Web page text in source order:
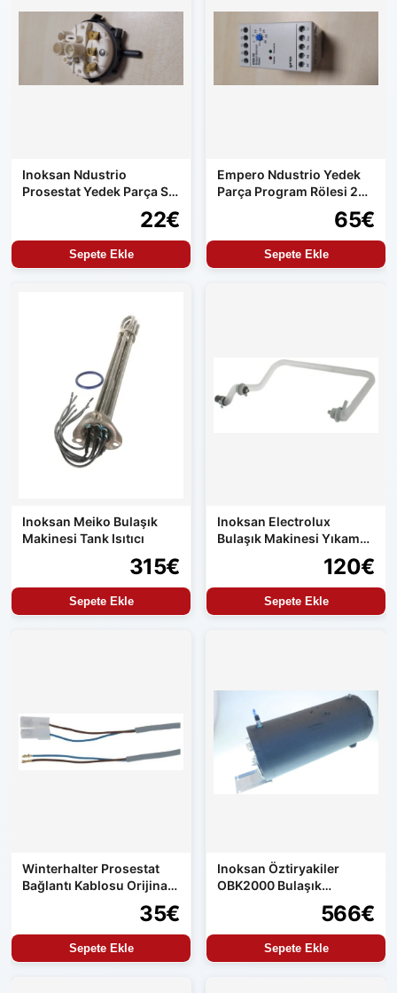
Inoksan Ndustrio
Prosestat Yedek Parça Su
22€
Sepete Ekle
Empero Ndustrio Yedek
Parça Program Rölesi 220
65€
Sepete Ekle
Inoksan Meiko Bulaşık
Makinesi Tank Isıtıcı
315€
Sepete Ekle
Inoksan Electrolux
Bulaşık Makinesi Yıkama
Hortumu Orijinal Yedek
120€
Sepete Ekle
Winterhalter Prosestat
Bağlantı Kablosu Orijinal
35€
Sepete Ekle
Inoksan Öztiryakiler
OBK2000 Bulaşık
566€
Sepete Ekle